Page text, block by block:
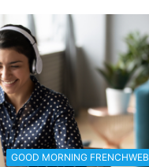
GOOD MORNING FRENCHWEB